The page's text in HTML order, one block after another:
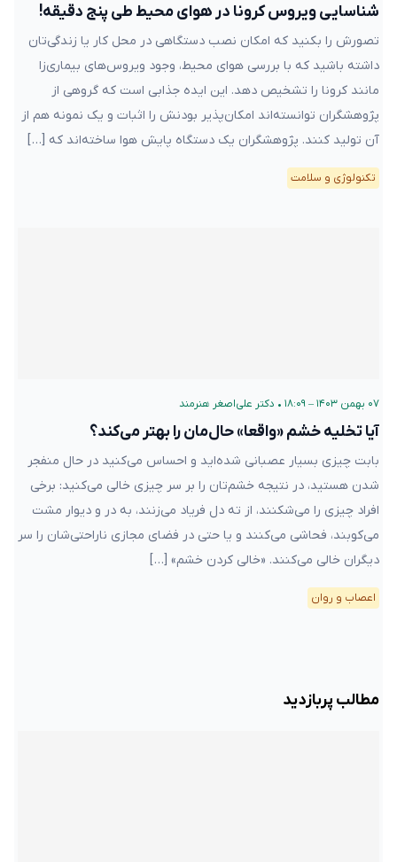
شناسایی ویروس کرونا در هوای محیط طی پنج دقیقه!
تصورش را بکنید که امکان نصب دستگاهی در محل کار یا زندگی‌تان
داشته‌ باشید که با بررسی هوای محیط، وجود ویروس‌های بیماری‌زا
مانند کرونا را تشخیص دهد. این ایده‌ جذابی است که گروهی از
پژوهشگران توانسته‌اند امکان‌پذیر بودنش را اثبات و یک نمونه هم از
آن تولید کنند. پژوهشگران یک دستگاه پایش هوا ساخته‌اند که […]
تکنولوژی و سلامت
۰۷ بهمن ۱۴۰۳ – ۱۸:۰۹ • دکتر علی‌اصغر هنرمند
آیا تخلیه خشم «واقعا» حال‌مان را بهتر می‌کند؟
بابت چیزی بسیار عصبانی شده‌اید و احساس می‌کنید در حال منفجر
شدن هستید، در نتیجه خشم‌تان را بر سر چیزی خالی می‌کنید: برخی
افراد چیزی را می‌شکنند، از ته دل فریاد می‌زنند، به در و دیوار مشت
می‌کوبند، فحاشی می‌کنند و یا حتی در فضای مجازی ناراحتی‌شان را سر
دیگران خالی می‌کنند. «خالی کردن خشم» […]
اعصاب و روان
مطالب پربازدید